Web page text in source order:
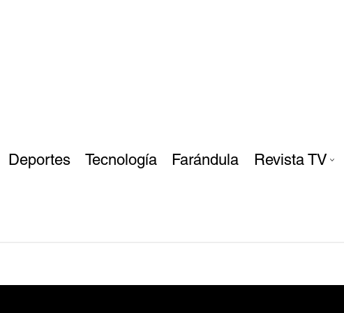
Deportes Tecnología Farándula Revista TV